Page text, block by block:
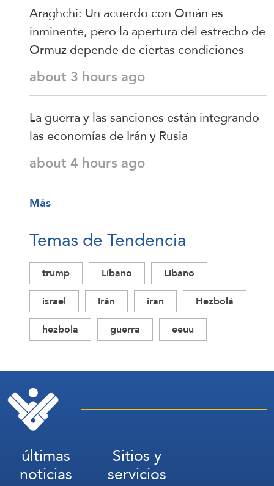
Araghchi: Un acuerdo con Omán es
inminente, pero la apertura del estrecho de
Ormuz depende de ciertas condiciones
about 3 hours ago
La guerra y las sanciones están integrando
las economías de Irán y Rusia
about 4 hours ago
Más
Temas de Tendencia
trump Líbano
Libano
israel
Irán iran
Hezbolá
hezbola
guerra eeuu
últimas
noticias
Sitios y
servicios